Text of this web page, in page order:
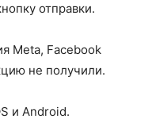
отправки.
Meta, Facebook
не получили.
и Android.